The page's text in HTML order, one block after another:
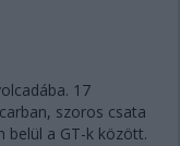
17
szoros csata
belül a GT-k között.